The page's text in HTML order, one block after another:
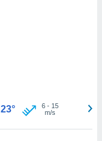
23° 6- 15
m/s